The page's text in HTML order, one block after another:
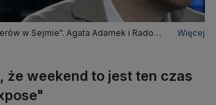
w Sejmie". Agata Adamek i Radomir
poniedziałku
Więcej
że weekend to jest ten czas